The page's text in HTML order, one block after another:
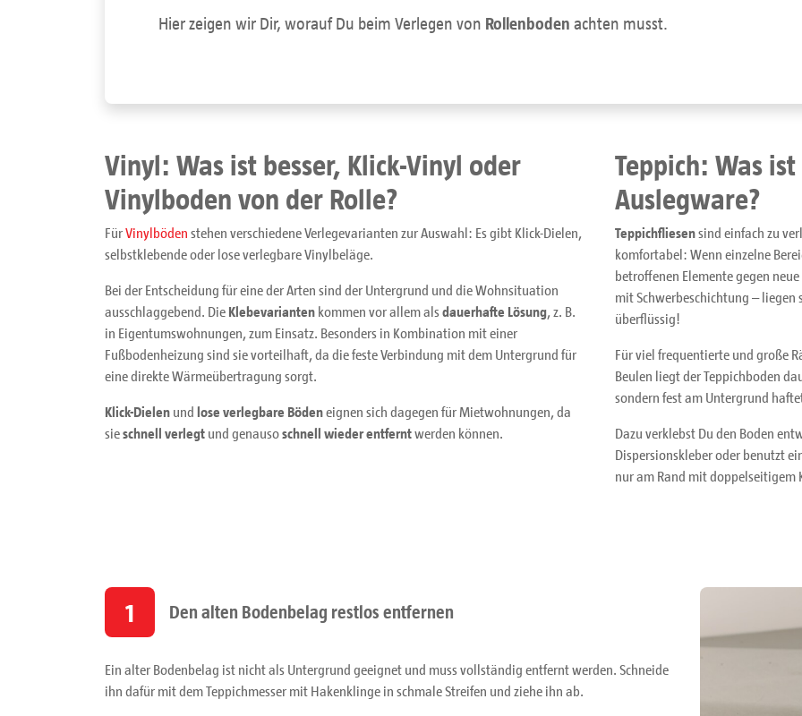
Hier zeigen wir Dir, worauf Du beim Verlegen von Rollenboden achten musst.
Vinyl: Was ist besser, Klick-Vinyl oder
Vinylboden von der Rolle?
FürVinylböden stehen verschiedene Verlegevarianten zur Auswahl: Es gibt Klick-Dielen,
selbstklebende oder lose verlegbare Vinylbeläge.
Bei der Entscheidung für eine der Arten sind der Untergrund und die Wohnsituation
ausschlaggebend. Die Klebevarianten kommen vor allem alsdauerhafte Lösung, z. B.
in Eigentumswohnungen, zum Einsatz. Besonders in Kombination mit einer
Fußbodenheizung sind sie vorteilhaft, da die feste Verbindung mit dem Untergrund für
eine direkte Wärmeübertragung sorgt.
Klick-Dielen und lose verlegbare Bödeneignen sich dagegen für Mietwohnungen, da
sieschnell verlegt und genausoschnell wieder entferntwerden können.
Teppich: Was
Auslegware?
Teppichfliesensind einfach zu
komfortabel: Wenn einzelne
betroffenen Elemente gegen
mit Schwerbeschichtung – liegen
überflüssig!
Für viel frequentierte und große
Beulen liegt der Teppichboden
sondern fest am Untergrund
Dazu verklebst Du den Boden
Dispersionskleber oder benutzt
nur am Rand mit doppelseitigem
1 Den alten Bodenbelag restlos entfernen
Ein alter Bodenbelag ist nicht als Untergrund geeignet und muss vollständig entfernt werden. Schneide
ihn dafür mit dem Teppichmesser mit Hakenklinge in schmale Streifen und ziehe ihn ab.